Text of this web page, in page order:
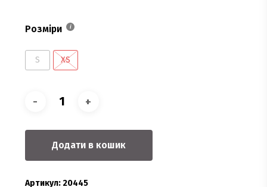
Розміри
S XS
Додати в кошик
Артикул:20445